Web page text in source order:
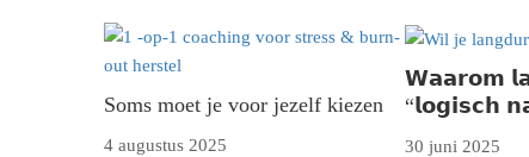
Soms moet je voor jezelf kiezen
4 augustus 2025
𝗪𝗮𝗮𝗿𝗼𝗺
“𝗹𝗼𝗴𝗶𝘀𝗰𝗵
30 juni 2025